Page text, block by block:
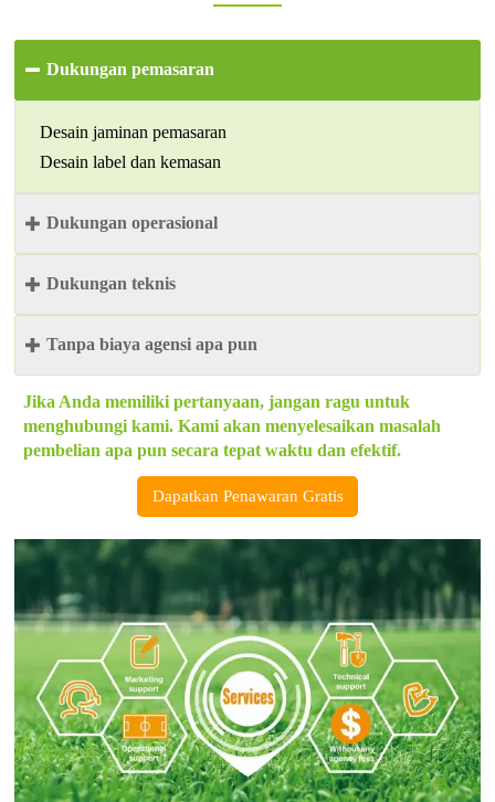
 Dukungan pemasaran
Desain jaminan pemasaran
Desain label dan kemasan
 Dukungan operasional
Desain lapangan
 Dukungan teknis
Pemilihan produk
Panduan instalasi
Panduan pemeliharaan
 Tanpa biaya agensi apa pun
Kami terbuka dan fleksibel dalam model bisnis tanpa
Jika Anda memiliki pertanyaan, jangan ragu untuk
menghubungi kami. Kami akan menyelesaikan masalah
pembelian apa pun secara tepat waktu dan efektif.
Dapatkan Penawaran Gratis